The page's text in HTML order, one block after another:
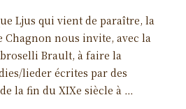
Ljus qui vient de paraître, la
nous invite, avec la
Brault, à faire la
lieder écrites par des
la fin du XIXe siècle à …